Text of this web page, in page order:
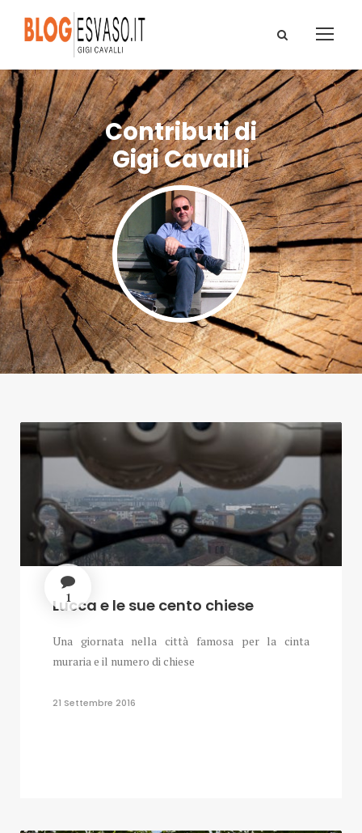
Contributi di
Gigi Cavalli
1
Lucca e le sue cento chiese
Una giornata nella città famosa per la cinta
muraria e il numero di chiese
21 Settembre 2016